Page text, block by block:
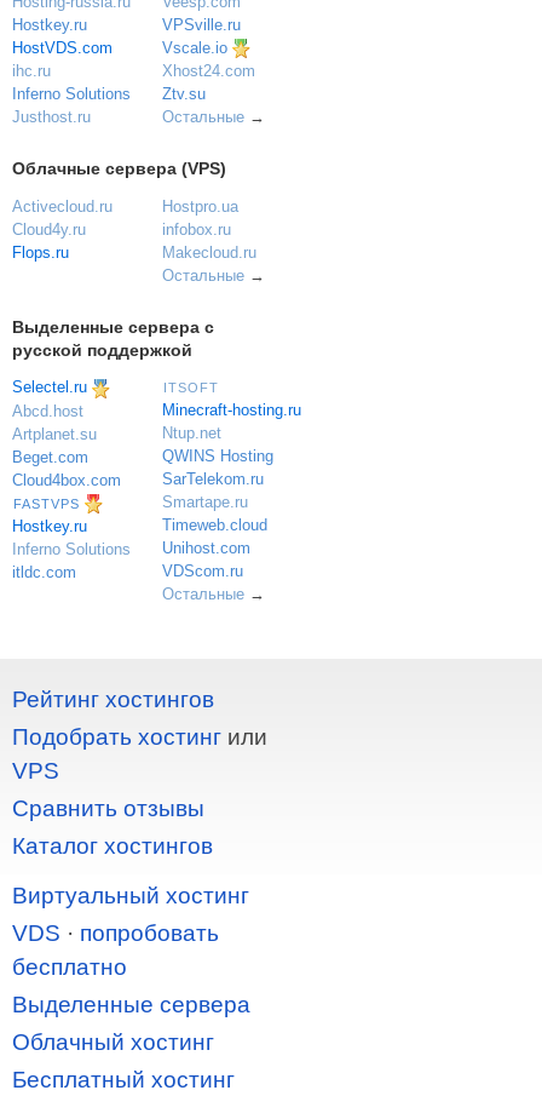
Hostkey.ru
HostVDS.com
ihc.ru
Inferno Solutions
Justhost.ru
VPSville.ru
Vscale.io
Xhost24.com
Ztv.su
Остальные→
Облачные сервера (VPS)
Activecloud.ru
Cloud4y.ru
Flops.ru
Hostpro.ua
infobox.ru
Makecloud.ru
Остальные→
Выделенные сервера с
русской поддержкой
Selectel.ru
Abcd.host
Artplanet.su
Beget.com
Cloud4box.com
FASTVPS
Hostkey.ru
Inferno Solutions
itldc.com
ITSOFT
Minecraft-hosting.ru
Ntup.net
QWINS Hosting
SarTelekom.ru
Smartape.ru
Timeweb.cloud
Unihost.com
VDScom.ru
Остальные→
Рейтинг хостингов
Подобрать хостинг или
VPS
Сравнить отзывы
Каталог хостингов
Виртуальный хостинг
VDS · попробовать
бесплатно
Выделенные сервера
Облачный хостинг
Бесплатный хостинг